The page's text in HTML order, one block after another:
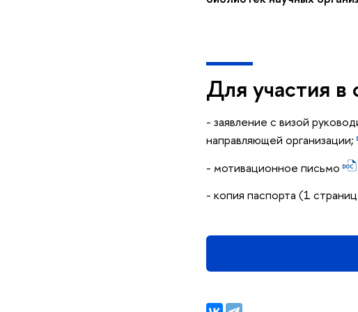
Для участия в
- заявление с визой
направляющей организации;
- мотивационное письмо
- копия паспорта (1